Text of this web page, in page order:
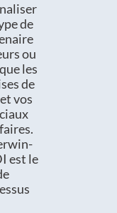
de
ou
les
de
vos
est le